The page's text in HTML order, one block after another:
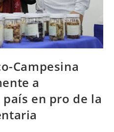
Campesina
a
en pro de la